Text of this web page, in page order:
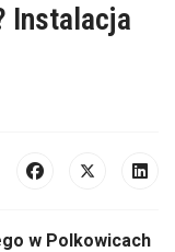
Instalacja
w Polkowicach